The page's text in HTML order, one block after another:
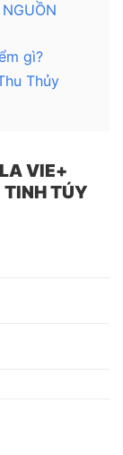
gì?
Thủy
VIE+
TÚY